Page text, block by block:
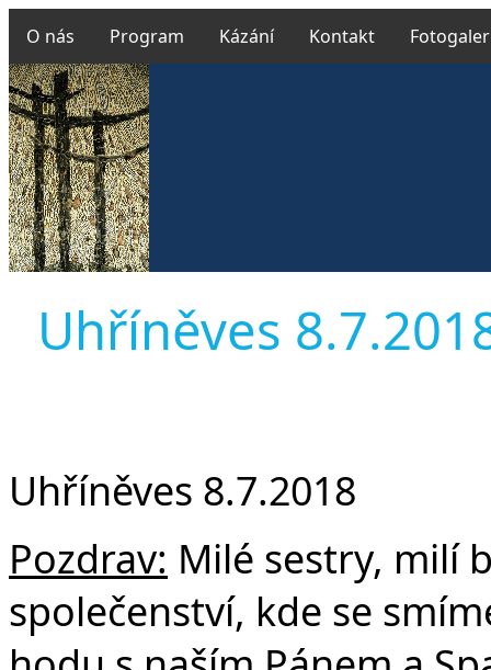
O nás Program Kázání Kontakt
Uhříněves
Uhříněves 8.7.2018
Pozdrav: Milé sestry, milí
společenství, kde se